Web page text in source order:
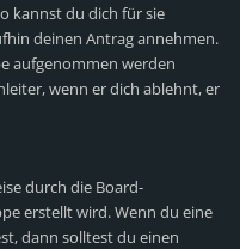
kannst du dich für sie
deinen Antrag annehmen.
aufgenommen werden
wenn er dich ablehnt, er
durch die Board-
erstellt wird. Wenn du eine
dann solltest du einen